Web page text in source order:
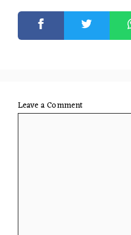
Leave a Comment